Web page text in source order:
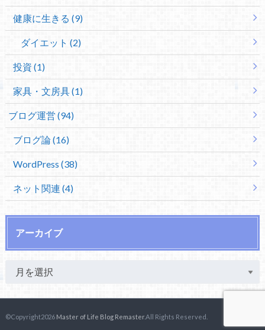
健康に生きる (9)
ダイエット (2)
投資 (1)
家具・文房具 (1)
ブログ運営 (94)
ブログ論 (16)
WordPress (38)
ネット関連 (4)
アーカイブ
©Copyright2026 Master of Life Blog Remaster.All Rights Reserved.